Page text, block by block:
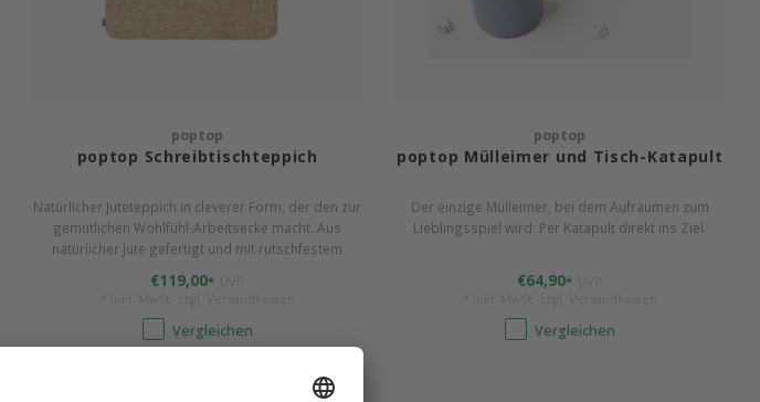
poptop
poptop Schreibtischteppich
Natürlicher Juteteppich in cleverer Form, der den zur
gemütlichen Wohlfühl-Arbeitsecke macht. Aus
natürlicher Jute gefertigt und mit rutschfestem
Stelle.
€119,00*
Vergleichen
poptop
poptop Mülleimer und Tisch-Katapult
Der einzige Mülleimer, bei dem Aufräumen zum
Lieblingsspiel wird: Per Katapult direkt ins Ziel.
€64,90*
Vergleichen